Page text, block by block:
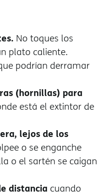
No toques los
plato caliente.
podrían derramar
(hornillas) para
está el extintor de
lejos de los
o se enganche
o el sartén se caigan
distancia cuando